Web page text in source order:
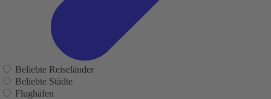
Beliebte Reiseländer
Beliebte Städte
Flughäfen